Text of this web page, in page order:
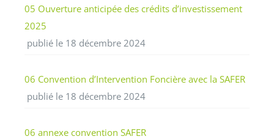
05 Ouverture anticipée des crédits d’investissement
2025
publié le 18 décembre 2024
06 Convention d’Intervention Foncière avec la SAFER
publié le 18 décembre 2024
06 annexe convention SAFER